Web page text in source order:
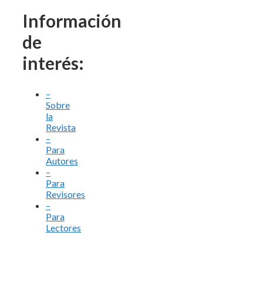
Información
de
interés:
–
Sobre
la
Revista
–
Para
Autores
–
Para
Revisores
–
Para
Lectores